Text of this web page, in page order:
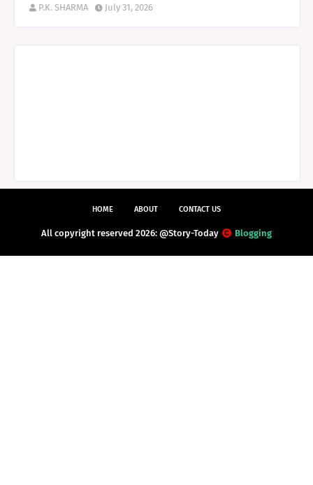
P.K. SHARMA July 31, 2026
HOME ABOUT CONTACT US
All copyright reserved 2026: @Story-Today Blogging